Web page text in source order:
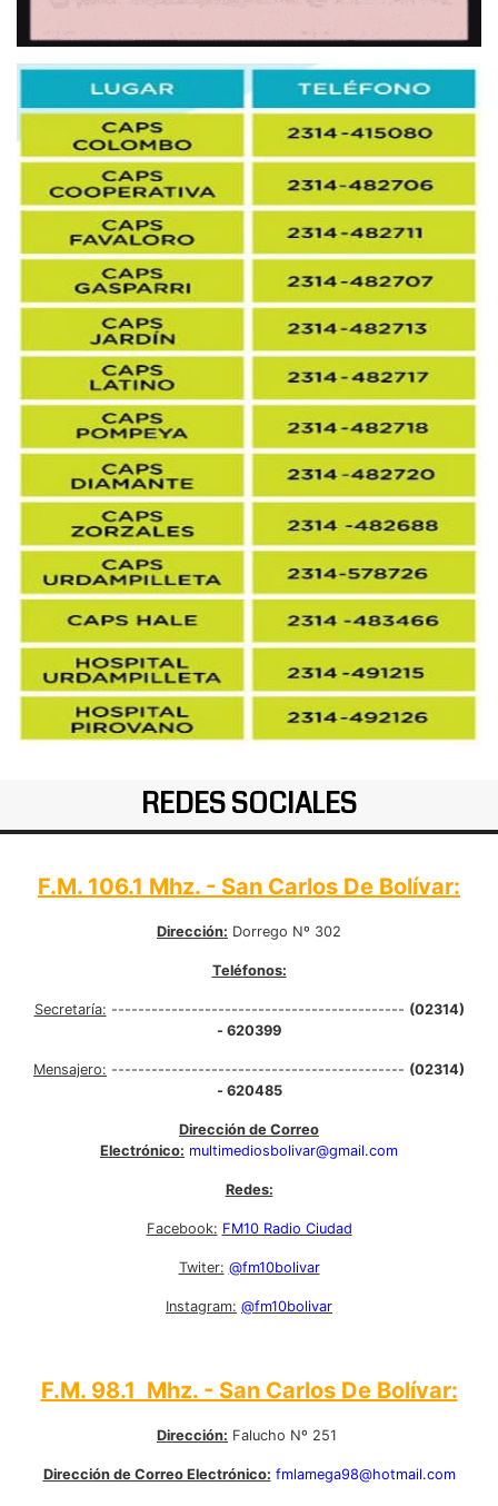
REDES SOCIALES
F.M. 106.1 Mhz. - San Carlos De Bolívar:
Dirección: Dorrego Nº 302
Teléfonos:
Secretaría: -------------------------------------------- (02314)
- 620399
Mensajero: -------------------------------------------- (02314)
- 620485
Dirección de Correo
Electrónico: multimediosbolivar@gmail.com
Redes:
Facebook: FM10 Radio Ciudad
Twiter: @fm10bolivar
Instagram: @fm10bolivar
F.M. 98.1 Mhz. - San Carlos De Bolívar:
Dirección: Falucho Nº 251
Dirección de Correo Electrónico: fmlamega98@hotmail.com